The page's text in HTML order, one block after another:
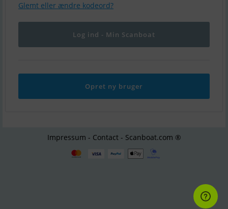
Glemt eller ændre kodeord?
Opret ny bruger
Impressum - Contact - Scanboat.com ®